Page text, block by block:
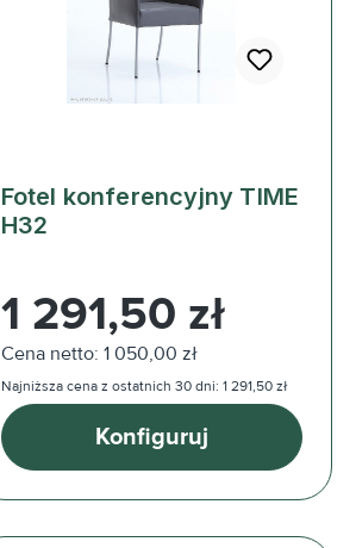
Fotel konferencyjny TIME
H32
Cena regularna:
1 291,50 zł
Cena netto: 1 050,00 zł
Najniższa cena z ostatnich 30 dni: 1 291,50 zł
Konfiguruj